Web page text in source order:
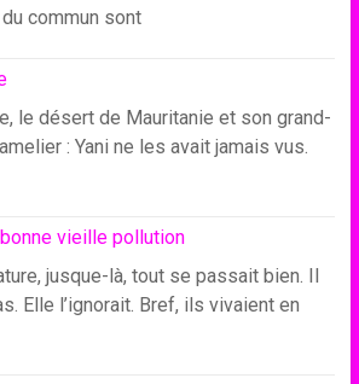
commun sont
le désert de Mauritanie et son grand-
: Yani ne les avait jamais vus.
vieille pollution
jusque-là, tout se passait bien. Il
Elle l’ignorait. Bref, ils vivaient en